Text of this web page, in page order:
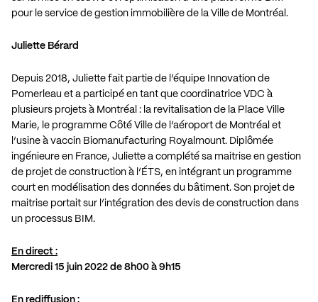
pour le service de gestion immobilière de la Ville de Montréal.
Juliette Bérard
Depuis 2018, Juliette fait partie de l’équipe Innovation de
Pomerleau et a participé en tant que coordinatrice VDC à
plusieurs projets à Montréal : la revitalisation de la Place Ville
Marie, le programme Côté Ville de l’aéroport de Montréal et
l’usine à vaccin Biomanufacturing Royalmount. Diplômée
ingénieure en France, Juliette a complété sa maitrise en gestion
de projet de construction à l’ÉTS, en intégrant un programme
court en modélisation des données du bâtiment. Son projet de
maitrise portait sur l’intégration des devis de construction dans
un processus BIM.
En direct :
Mercredi 15 juin 2022 de 8h00 à 9h15
En rediffusion :